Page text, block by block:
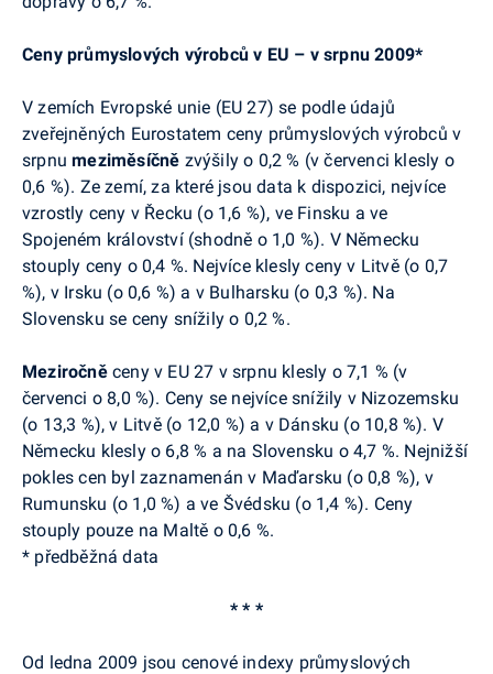
Ceny průmyslových výrobců v EU – v srpnu 2009*
V zemích Evropské unie (EU 27) se podle údajů
zveřejněných Eurostatem ceny průmyslových výrobců v
srpnumeziměsíčně zvýšily o 0,2 % (v červenci klesly o
0,6 %). Ze zemí, za které jsou data k dispozici, nejvíce
vzrostly ceny v Řecku (o 1,6 %), ve Finsku a ve
Spojeném království (shodně o 1,0 %). V Německu
stouply ceny o 0,4 %. Nejvíce klesly ceny v Litvě (o 0,7
%), v Irsku (o 0,6 %) a v Bulharsku (o 0,3 %). Na
Slovensku se ceny snížily o 0,2 %.
Meziročně ceny v EU 27 v srpnu klesly o 7,1 % (v
červenci o 8,0 %). Ceny se nejvíce snížily v Nizozemsku
(o 13,3 %), v Litvě (o 12,0 %) a v Dánsku (o 10,8 %). V
Německu klesly o 6,8 % a na Slovensku o 4,7 %. Nejnižší
pokles cen byl zaznamenán v Maďarsku (o 0,8 %), v
Rumunsku (o 1,0 %) a ve Švédsku (o 1,4 %). Ceny
stouply pouze na Maltě o 0,6 %.
* předběžná data
* * *
Od ledna 2009 jsou cenové indexy průmyslových